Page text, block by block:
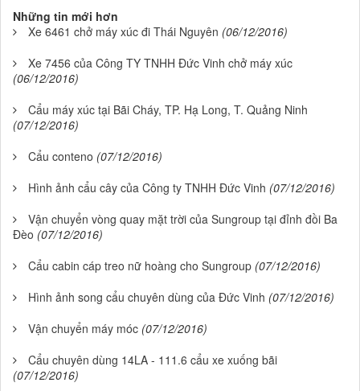
Những tin mới hơn
Xe 6461 chở máy xúc đi Thái Nguyên (06/12/2016)
Xe 7456 của Công TY TNHH Đức Vinh chở máy xúc
(06/12/2016)
Cẩu máy xúc tại Bãi Cháy, TP. Hạ Long, T. Quảng Ninh
(07/12/2016)
Cẩu conteno (07/12/2016)
Hình ảnh cẩu cây của Công ty TNHH Đức Vinh (07/12/2016)
Vận chuyển vòng quay mặt trời của Sungroup tại đỉnh đồi Ba
Đèo (07/12/2016)
Cẩu cabin cáp treo nữ hoàng cho Sungroup (07/12/2016)
Hình ảnh song cẩu chuyên dùng của Đức Vinh (07/12/2016)
Vận chuyển máy móc (07/12/2016)
Cẩu chuyên dùng 14LA - 111.6 cẩu xe xuống bãi
(07/12/2016)